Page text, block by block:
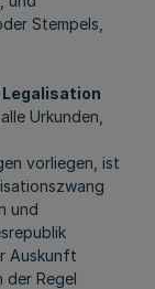
Stempels,
Urkunden,
vorliegen, ist
und
Auskunft
der Regel